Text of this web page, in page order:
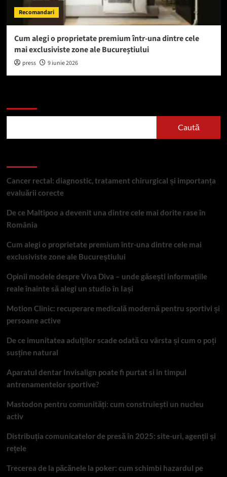
Recomandari
Cum alegi o proprietate premium într-una dintre cele
mai exclusiviste zone ale Bucureștiului
press 9 iunie 2026
Caută
Cancer rectal: diagnostic, tratament chirurgical și importanța
evaluării corecte
De ce Maltipoo a devenit una dintre cele mai dorite rase în
România
Cum alegi o proprietate premium într-una dintre cele mai
exclusiviste zone ale Bucureștiului
Opinii modele despre Viva Diva – unde găsești informațiile
reale înainte să alegi un studio în Iași
Motion Clinic: recuperare medicală modernă pentru sportivi și
persoane active
De ce imunitatea adulților scade odată cu vârsta și cum o poți
susține natural
Aparatul dentar Invisalign poate fi purtat si in timpul
antrenamentelor sportive?
Mastodon pentru comunități: cum construiești un nucleu
activ
Distribuția comunicatelor de presă în 2025: site-uri, agenții și
rețele
Trecerea de la păcănele la poker: cum schimbi hazardul pe